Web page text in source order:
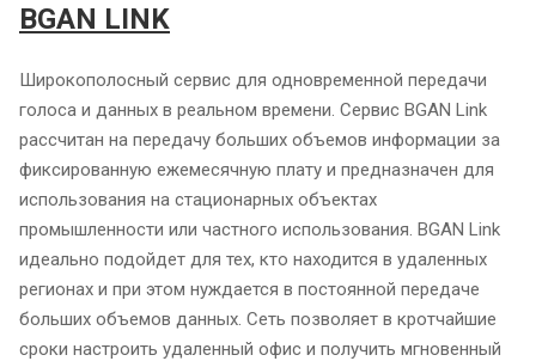
BGAN LINK
Широкополосный сервис для одновременной передачи
голоса и данных в реальном времени. Сервис BGAN Link
рассчитан на передачу больших объемов информации за
фиксированную ежемесячную плату и предназначен для
использования на стационарных объектах
промышленности или частного использования. BGAN Link
идеально подойдет для тех, кто находится в удаленных
регионах и при этом нуждается в постоянной передаче
больших объемов данных. Сеть позволяет в кротчайшие
сроки настроить удаленный офис и получить мгновенный